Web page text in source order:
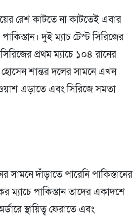
রেশ কাটতে না কাটতেই এবার
দুই ম্যাচ টেস্ট সিরিজের
প্রথম ম্যাচে ১০৪ রানের
শান্তর দলের সামনে এখন
এড়াতে এবং সিরিজে সমতা
সামনে দাঁড়াতে পারেনি পাকিস্তানের
ম্যাচে পাকিস্তান তাদের একাদশে
স্থায়িত্ব ফেরাতে এবং